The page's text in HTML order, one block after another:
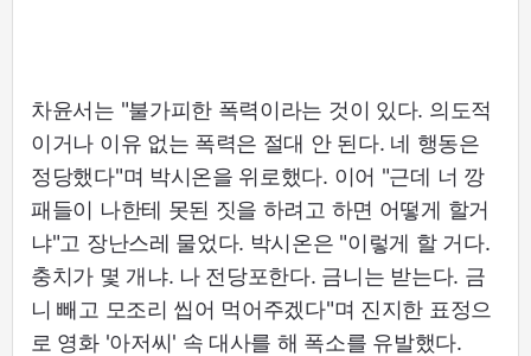
차윤서는 "불가피한 폭력이라는 것이 있다. 의도적
이거나 이유 없는 폭력은 절대 안 된다. 네 행동은
정당했다"며 박시온을 위로했다. 이어 "근데 너 깡
패들이 나한테 못된 짓을 하려고 하면 어떻게 할거
냐"고 장난스레 물었다. 박시온은 "이렇게 할 거다.
충치가 몇 개냐. 나 전당포한다. 금니는 받는다. 금
니 빼고 모조리 씹어 먹어주겠다"며 진지한 표정으
로 영화 '아저씨' 속 대사를 해 폭소를 유발했다.